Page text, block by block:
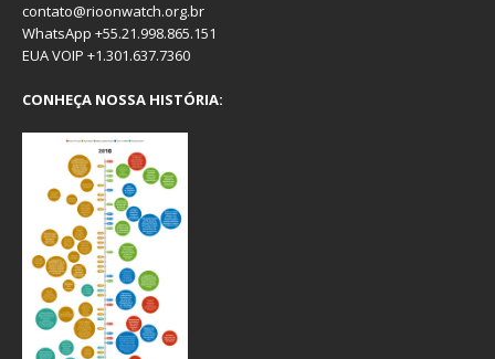
contato@rioonwatch.org.br
WhatsApp +55.21.998.865.151
EUA VOIP +1.301.637.7360
CONHEÇA NOSSA HISTÓRIA: